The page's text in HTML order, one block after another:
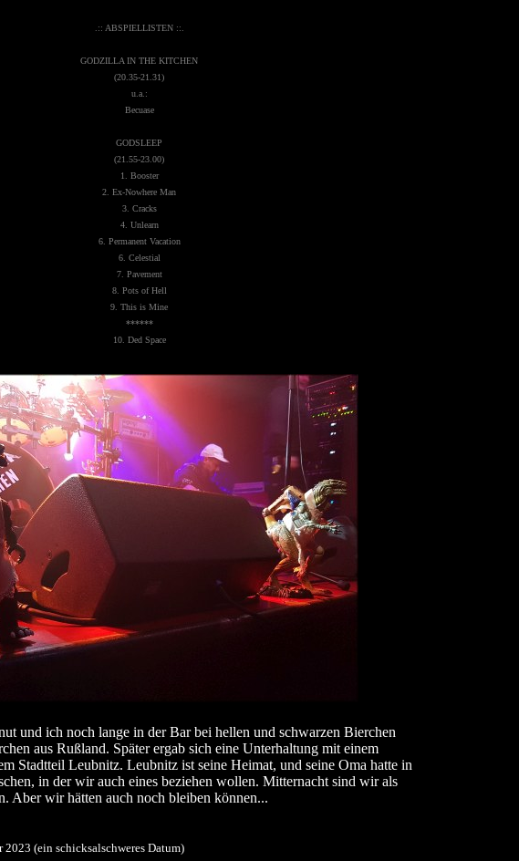
.:: ABSPIELLISTEN ::.
GODZILLA IN THE KITCHEN
(20.35-21.31)
u.a.:
Becuase
GODSLEEP
(21.55-23.00)
1. Booster
2. Ex-Nowhere Man
3. Cracks
4. Unlearn
6. Permanent Vacation
6. Celestial
7. Pavement
8. Pots of Hell
9. This is Mine
******
10. Ded Space
und ich noch lange in der Bar bei hellen und schwarzen Bierchen
aus Rußland. Später ergab sich eine Unterhaltung mit einem
Stadtteil Leubnitz. Leubnitz ist seine Heimat, und seine Oma hatte in
in der wir auch eines beziehen wollen. Mitternacht sind wir als
Aber wir hätten auch noch bleiben können...
(ein schicksalschweres Datum)